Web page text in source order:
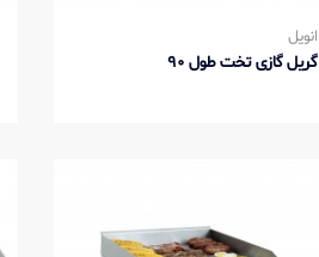
انویل
گریل گازی تخت طول 90